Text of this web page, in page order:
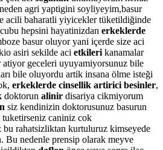
agri yaptigini soyliyeyim,basur
acili baharatli yiyicekler tüketildiğinde
hepsini hayatinizdan erkeklerde
basur oluyor yani içerde size aci
asiri sekilde aci etkileri kanamalar
geceleri uyuyamiyorsunuz bile
bile oluyordu artik insana ölme isteği
erkeklerde cinsellik artirici besinler,
doktorun alinir disariya cikmiyorum
siz kendinizin doktorusunuz basurun
caniniz cok
rahatsizliktan kurtuluruz kimseyede
Bu nedenle prensip olarak meyve